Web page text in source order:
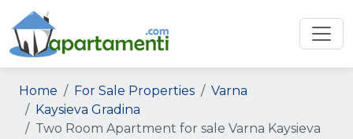
Home For Sale Properties
Varna
Kaysieva Gradina
Two Room Apartment for sale Varna Kaysieva